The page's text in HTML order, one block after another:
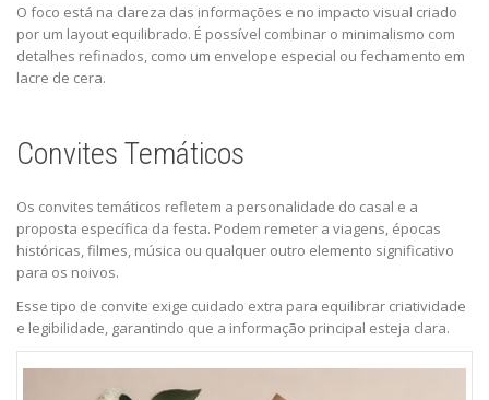
O foco está na clareza das informações e no impacto visual criado
por um layout equilibrado. É possível combinar o minimalismo com
detalhes refinados, como um envelope especial ou fechamento em
lacre de cera.
Convites Temáticos
Os convites temáticos refletem a personalidade do casal e a
proposta específica da festa. Podem remeter a viagens, épocas
históricas, filmes, música ou qualquer outro elemento significativo
para os noivos.
Esse tipo de convite exige cuidado extra para equilibrar criatividade
e legibilidade, garantindo que a informação principal esteja clara.